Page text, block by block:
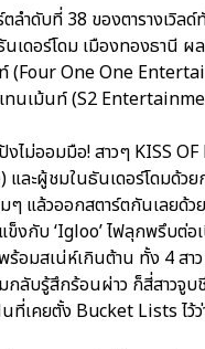
ลำดับที่ 38 ของตารางเวิล
เดอร์โดม เมืองทองธานี ผ
(Four One One
ทนเม้นท์ (S2
งไม่ออมมือ! สาวๆ KISS
และผู้ชมในธันเดอร์โดมด้ว
แล้วออกสตาร์ตกันเลยด้ว
ข็งกับ ‘Igloo’ ไฟลุกพรึบต่
ร้อมสเน่ห์เกินต้าน ทั้ง 4 สา
กลับรู้สึกร้อนผ่าว ก็สี่สาวจูบ
ที่เคยตั้ง Bucket Lists ไว้